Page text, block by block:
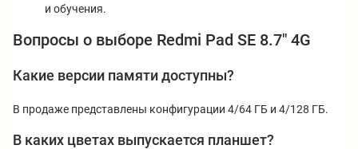
и обучения.
Вопросы о выборе Redmi Pad SE 8.7" 4G
Какие версии памяти доступны?
В продаже представлены конфигурации 4/64 ГБ и 4/128 ГБ.
В каких цветах выпускается планшет?